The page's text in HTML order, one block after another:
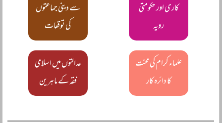
کاری اور حکومتی
رویہ
سے دینی جماعتوں
کی توقعات
علماء کرام کی محنت
کا دائرہ کار
عدالتوں میں اسلامی
فقہ کے ماہرین